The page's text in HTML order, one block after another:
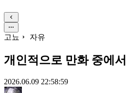
고뇨 자유
개인적으로 만화 중에서
2026.06.09 22:58:59